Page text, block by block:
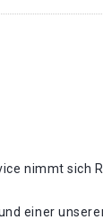
nimmt sich
einer